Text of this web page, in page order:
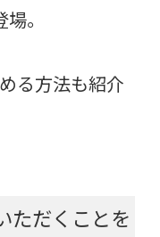
。
る方法も紹介
ただくことを